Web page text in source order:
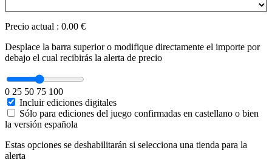
Precio actual : 0.00 €
Desplace la barra superior o modifique directamente el importe por
debajo el cual recibirás la alerta de precio
0 25 50 75 100
Incluir ediciones digitales
Sólo para ediciones del juego confirmadas en castellano o bien
la versión española
Estas opciones se deshabilitarán si selecciona una tienda para la
alerta